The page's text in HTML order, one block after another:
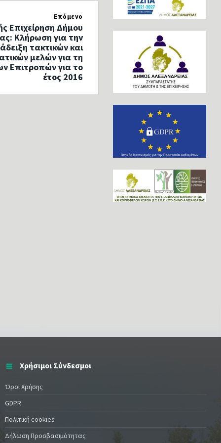
Επόμενο
Επιχείρηση Δήμου
Κλήρωση για την
τακτικών και
μελών για τη
Επιτροπών για το
έτος 2016
Χρήσιμοι Σύνδεσμοι
Όροι Χρήσης
GDPR
Πολιτική cookies
Δήλωση Προσβασιμότητας